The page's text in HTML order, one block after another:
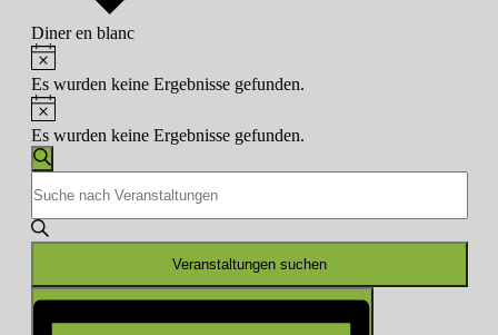
Diner en blanc
Veranstaltungen
Hinweis
Es wurden keine Ergebnisse gefunden.
Hinweis
Es wurden keine Ergebnisse gefunden.
Veranstaltungen
Suche
und
Ansichten,
Navigation
Suche
Schlüsselwort
eingeben.
Suche
Schlüsselwort.
Veranstaltungen suchen
Veranstaltung
Ansichten-